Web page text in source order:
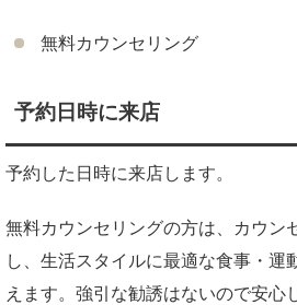
無料カウンセリング
予約日時に来店
予約した日時に来店します。
無料カウンセリングの方は、カウン
し、生活スタイルに最適な食事・運
えます。強引な勧誘はないので安心